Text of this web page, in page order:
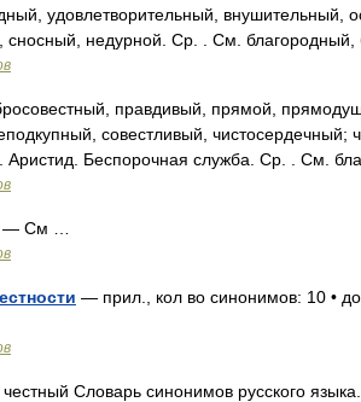
удовлетворительный, внушительный,
сносный, недурной. Ср. . См.
правдивый, прямой,
совестливый, чистосердечный;
Аристид. Беспорочная служба. Ср. . См.
— См …
— прил., кол во синонимов: 10 •
Словарь синонимов русского